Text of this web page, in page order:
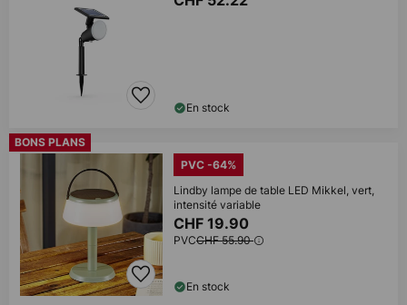
En stock
BONS PLANS
PVC -64%
Lindby lampe de table LED Mikkel, vert,
intensité variable
CHF 19.90
PVCCHF 55.90
En stock